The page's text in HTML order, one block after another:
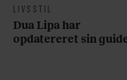
LIVSSTIL
Dua Lipa har
opdatereret sin